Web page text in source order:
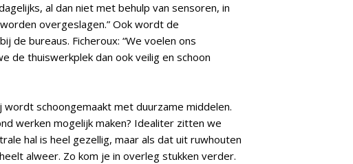
al dan niet met behulp van sensoren, in
overgeslagen.” Ook wordt de
de bureaus. Ficheroux: “We voelen ons
de thuiswerkplek dan ook veilig en schoon
schoongemaakt met duurzame middelen.
werken mogelijk maken? Idealiter zitten we
hal is heel gezellig, maar als dat uit ruwhouten
alweer. Zo kom je in overleg stukken verder.